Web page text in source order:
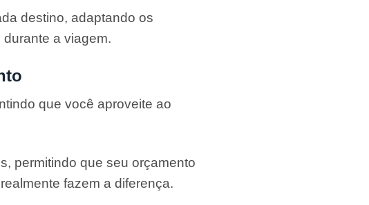
destino, adaptando os
a viagem.
que você aproveite ao
permitindo que seu orçamento
fazem a diferença.